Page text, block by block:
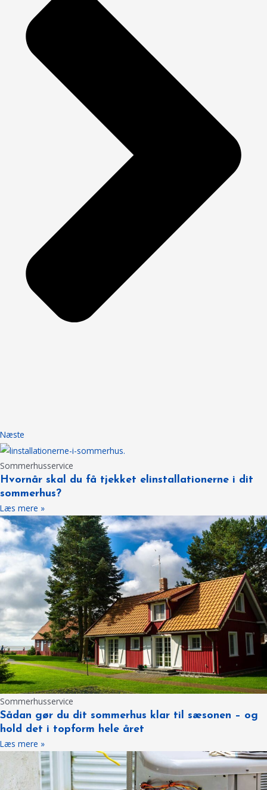
Næste
Sommerhusservice
Hvornår skal du få tjekket elinstallationerne i dit
sommerhus?
Læs mere »
Sommerhusservice
Sådan gør du dit sommerhus klar til sæsonen – og
hold det i topform hele året
Læs mere »